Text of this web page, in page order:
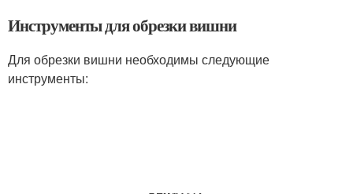
Инструменты для обрезки вишни
Для обрезки вишни необходимы следующие
инструменты: